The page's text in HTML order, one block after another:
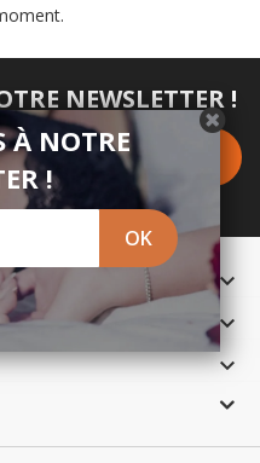
NEWSLETTER !
À NOTRE
!


